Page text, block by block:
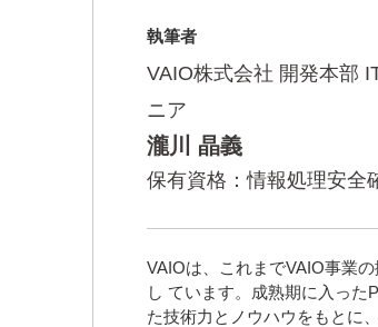
執筆者
VAIO株式会社 開発本部
ニア
瀧川 晶義
保有資格：情報処理安全
VAIOは、これまでVAIO事業
し ています。成熟期に入った
た技術力とノウハウをもとに